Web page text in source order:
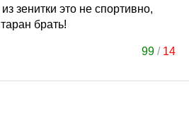
зенитки это не спортивно,
брать!
99/ 14